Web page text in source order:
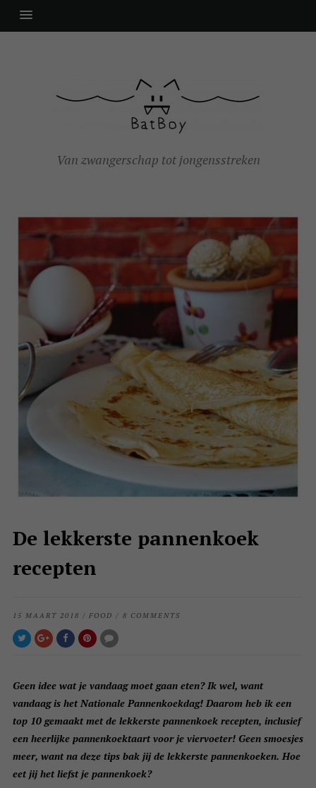
Van zwangerschap tot jongensstreken
De lekkerste pannenkoek
recepten
15 MAART 2018 / FOOD / 8 COMMENTS
Geen idee wat je vandaag moet gaan eten? Ik wel, want
vandaag is het Nationale Pannenkoekdag! Daarom heb ik een
top 10 gemaakt met de lekkerste pannenkoek recepten, inclusief
een heerlijke pannenkoektaart voor je viervoeter! Geen smoesjes
meer, want na deze tips bak jij de lekkerste pannenkoeken. Hoe
eet jij het liefst je pannenkoek?